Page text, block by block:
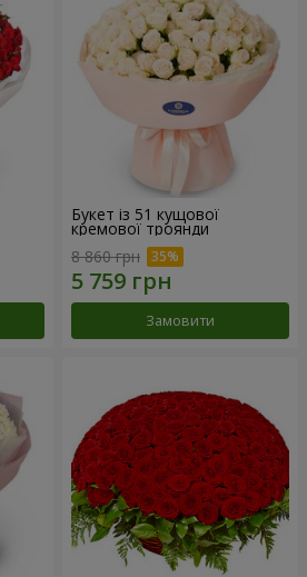
Букет із 51 кущової
кремової троянди
8 860 грн
Замовити